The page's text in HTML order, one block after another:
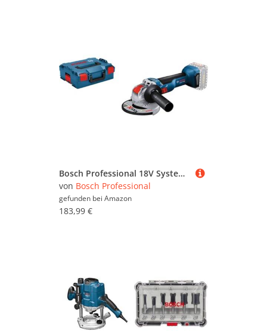
Bosch Professional 18V System Akku Winkelschleifer GWX 18V-10 mit X-LOCK (Scheiben-Ø: 125mm, inkl. Schutzhaube, Zusatzhandgriff, Einlage, L-BOXX, ohne Akku/ Ladegerät)
von Bosch Professional
gefunden bei Amazon
183,99 €